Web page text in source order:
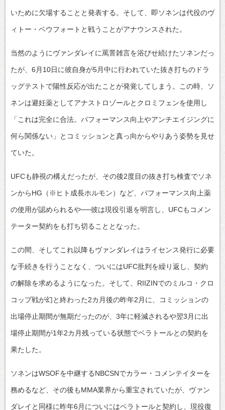
いために欠場することと発表する。そして、即ソネンは代役のヴ
ィトー・ベウフォートと戦うことがアナウンスされた。
当然のようにヴァンダレイに罵詈雑言を浴びせ続けたソネンだっ
たが、6月10日に彼自身が5月中に行われていた抜き打ちのドラ
ッグテストで陽性反応が出たことが発覚してしまう。この時、ソ
ネンは避妊薬としてアナストロゾールとクロミフェンを使用し
「これは完全に合法。パフォーマンス向上やアンチエイジングに
何ら関係ない」とコミッションと真っ向からやりあう姿勢を見せ
ていた。
UFCも静視の構えだったが、その後2度目の抜き打ち検査でソネ
ンからHG（※ヒト成長ホルモン）など、パフォーマンス向上薬
の使用が認められるや──彼は現役引退を明言し、UFCもコメン
テーター契約をも打ち切ることとなった。
この間、そしてこれ以降もヴァンダレイはライセンス発行に必要
な手続きを行うことなく、ついにはUFC批判を繰り返し、契約
の解除を求めるようになった。そして、RIIZINでのミルコ・クロ
コップ戦が幻と終わった2カ月後の昨年2月に、コミッションの
出場停止期間が無期だったのが、3年に軽減されるや翌3月に出
場停止期間が1年2カ月残っている状態でベラトールとの契約を
果たした。
ソネンはWSOFを中継するNBCSNでカラー・コメンテイターを
務めるなど、その後もMMA業界から重宝されていたが、ヴァン
ダレイと同様に昨年6月についにはベラトールと契約し、現役復